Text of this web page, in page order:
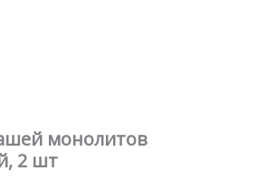
монолитов
2 шт